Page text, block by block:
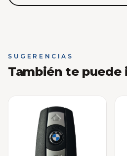
SUGERENCIAS
También te puede